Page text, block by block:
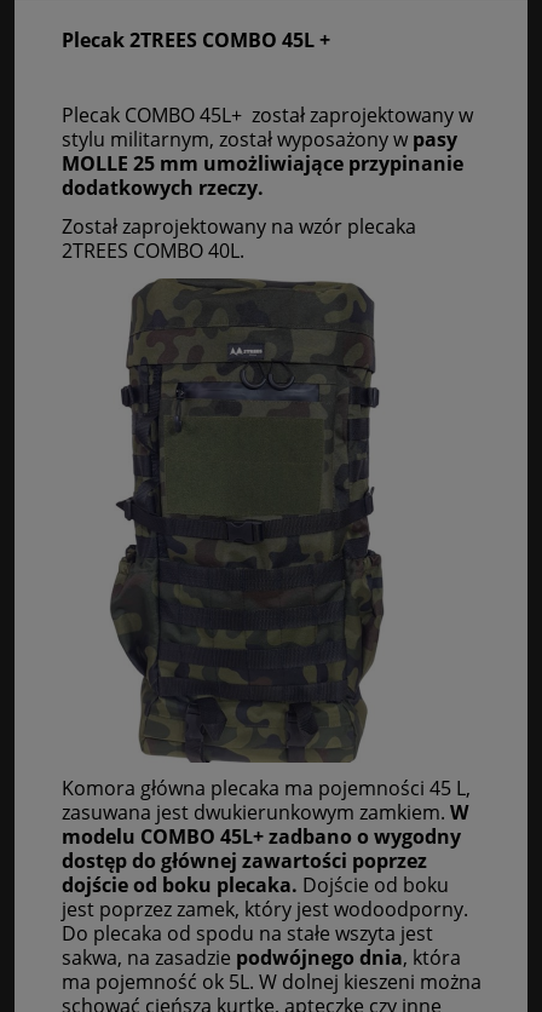
Plecak 2TREES COMBO 45L +
Plecak COMBO 45L+ został zaprojektowany w
stylu militarnym, został wyposażony w pasy
MOLLE 25 mm umożliwiające przypinanie
dodatkowych rzeczy.
Został zaprojektowany na wzór plecaka
2TREES COMBO 40L.
Komora główna plecaka ma pojemności 45 L,
zasuwana jest dwukierunkowym zamkiem. W
modelu COMBO 45L+ zadbano o wygodny
dostęp do głównej zawartości poprzez
dojście od boku plecaka. Dojście od boku
jest poprzez zamek, który jest wodoodporny.
Do plecaka od spodu na stałe wszyta jest
sakwa, na zasadzie podwójnego dnia, która
ma pojemność ok 5L. W dolnej kieszeni można
schować cieńszą kurtkę, apteczkę czy inne